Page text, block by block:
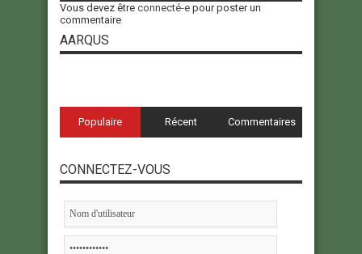
Vous devez être connecté-e pour poster un
commentaire
AARQUS
Populaire Récent Commentaires
CONNECTEZ-VOUS